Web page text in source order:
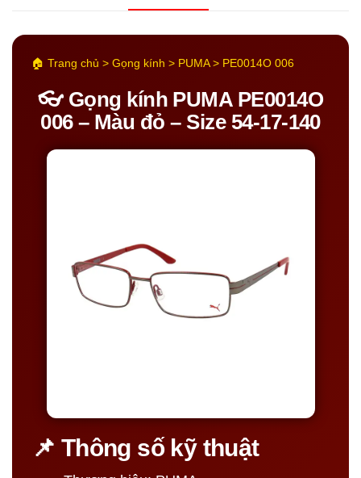
🏠 Trang chủ > Gọng kính > PUMA > PE0014O 006
👓 Gọng kính PUMA PE0014O
006 – Màu đỏ – Size 54-17-140
📌 Thông số kỹ thuật